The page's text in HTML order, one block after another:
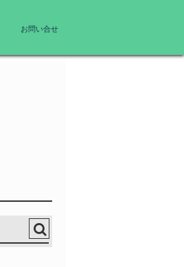
お問い合せ